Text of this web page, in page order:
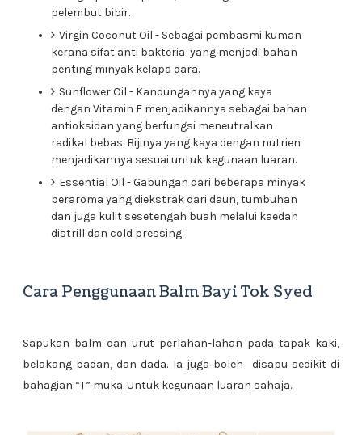
pelembut bibir.
Virgin Coconut Oil - Sebagai pembasmi kuman
kerana sifat anti bakteria yang menjadi bahan
penting minyak kelapa dara.
Sunflower Oil - Kandungannya yang kaya
dengan Vitamin E menjadikannya sebagai bahan
antioksidan yang berfungsi meneutralkan
radikal bebas. Bijinya yang kaya dengan nutrien
menjadikannya sesuai untuk kegunaan luaran.
Essential Oil - Gabungan dari beberapa minyak
beraroma yang diekstrak dari daun, tumbuhan
dan juga kulit sesetengah buah melalui kaedah
distrill dan cold pressing.
Cara Penggunaan Balm Bayi Tok Syed
Sapukan balm dan urut perlahan-lahan pada tapak kaki,
belakang badan, dan dada. Ia juga boleh disapu sedikit di
bahagian “T” muka. Untuk kegunaan luaran sahaja.